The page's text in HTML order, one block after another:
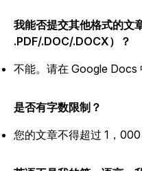
我能否提交其他格式的文
.PDF/.DOC/.DOCX）？
不能。请在 Google Docs
是否有字数限制？
您的文章不得超过 1，000